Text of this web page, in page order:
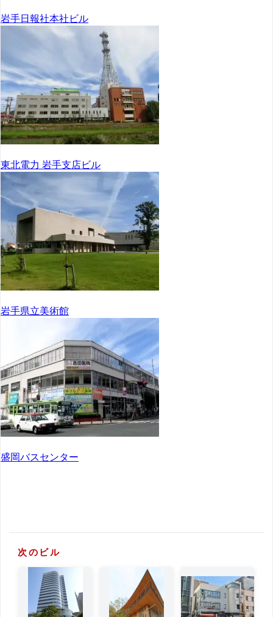
岩手日報社本社ビル
東北電力 岩手支店ビル
岩手県立美術館
盛岡バスセンター
次のビル